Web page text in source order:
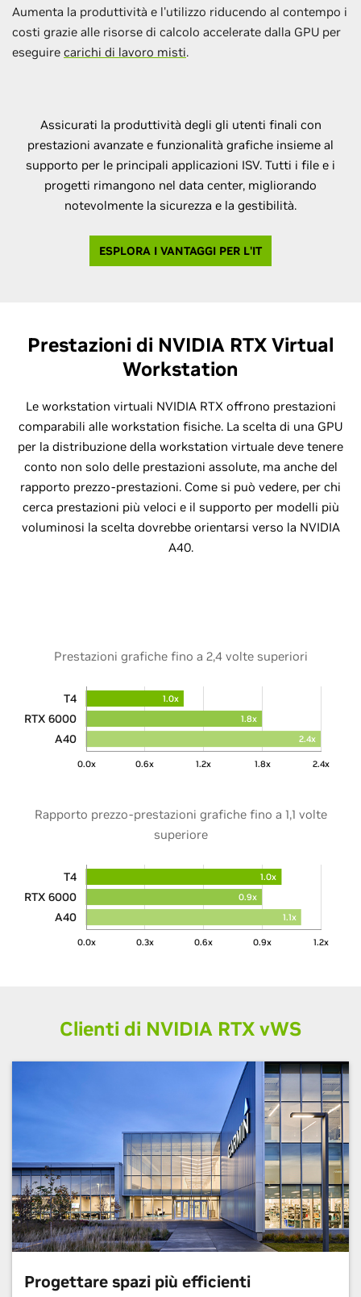
Aumenta la produttività e l'utilizzo riducendo al contempo i
costi grazie alle risorse di calcolo accelerate dalla GPU per
eseguire carichi di lavoro misti.
Assicurati la produttività degli gli utenti finali con
prestazioni avanzate e funzionalità grafiche insieme al
supporto per le principali applicazioni ISV. Tutti i file e i
progetti rimangono nel data center, migliorando
notevolmente la sicurezza e la gestibilità.
ESPLORA I VANTAGGI PER L'IT
Prestazioni di NVIDIA RTX Virtual
Workstation
Le workstation virtuali NVIDIA RTX offrono prestazioni
comparabili alle workstation fisiche. La scelta di una GPU
per la distribuzione della workstation virtuale deve tenere
conto non solo delle prestazioni assolute, ma anche del
rapporto prezzo-prestazioni. Come si può vedere, per chi
cerca prestazioni più veloci e il supporto per modelli più
voluminosi la scelta dovrebbe orientarsi verso la NVIDIA
A40.
Prestazioni grafiche fino a 2,4 volte superiori
0.0x 0.6x 1.2x 1.8x 2.4x
1.0x
1.8x
2.4x
T4
RTX 6000
A40
Rapporto prezzo-prestazioni grafiche fino a 1,1 volte
superiore
0.0x 0.3x 0.6x 0.9x 1.2x
1.0x
0.9x
1.1x
T4
RTX 6000
A40
Clienti di NVIDIA RTXvWS
Progettare spazi più efficienti